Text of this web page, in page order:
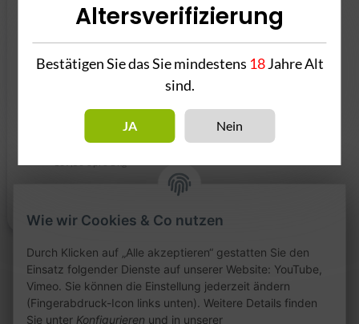
Clyde 200g
27,90 €*
Artikel 1 - 1 von 1
Wie wir Cookies & Co nutzen
Durch Klicken auf „Alle akzeptieren“ gestatten Sie den
Einsatz folgender Dienste auf unserer Website: YouTube,
Vimeo. Sie können die Einstellung jederzeit ändern
(Fingerabdruck-Icon links unten). Weitere Details finden
Sie unter Konfigurieren und in unserer
Altersverifizierung
Bestätigen Sie das Sie mindestens 18Jahre Alt
sind.
JA Nein